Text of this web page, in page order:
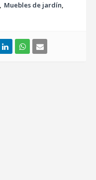
Muebles de jardín